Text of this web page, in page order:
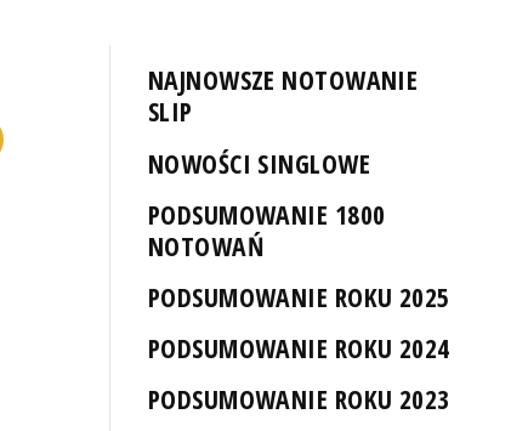
NAJNOWSZE NOTOWANIE
SLIP
NOWOŚCI SINGLOWE
PODSUMOWANIE 1800
NOTOWAŃ
PODSUMOWANIE ROKU 2025
PODSUMOWANIE ROKU 2024
PODSUMOWANIE ROKU 2023